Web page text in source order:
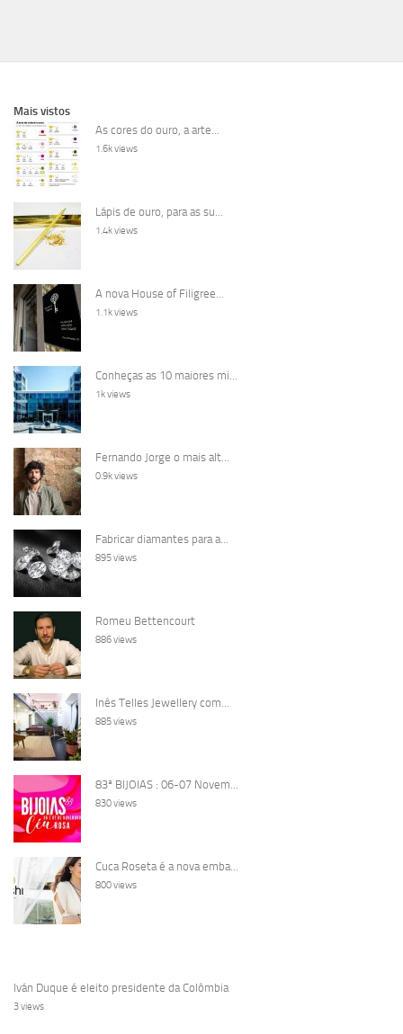
Mais vistos
As cores do ouro, a arte...
1.6k views
Lápis de ouro, para as su...
1.4k views
A nova House of Filigree...
1.1k views
Conheças as 10 maiores mi...
1k views
Fernando Jorge o mais alt...
0.9k views
Fabricar diamantes para a...
895 views
Romeu Bettencourt
886 views
Inês Telles Jewellery com...
885 views
83ª BIJOIAS : 06-07 Novem...
830 views
Cuca Roseta é a nova emba...
800 views
Iván Duque é eleito presidente da Colômbia
3 views